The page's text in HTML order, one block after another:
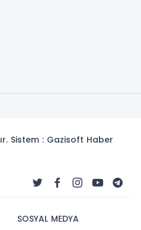
Sistem : Gazisoft Haber
SOSYAL MEDYA